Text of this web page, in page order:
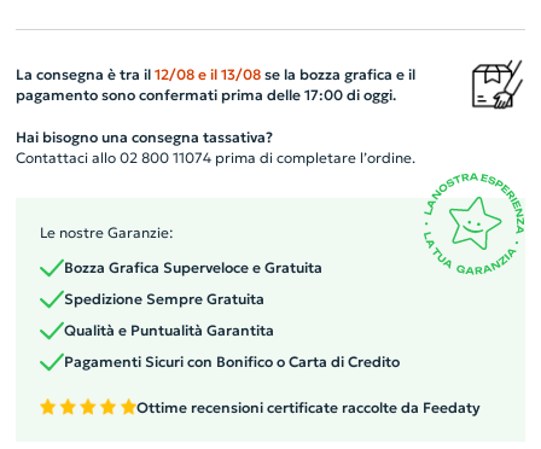
La consegna è tra il 12/08 e il 13/08se la bozza grafica e il
pagamento sono confermati prima delle 17:00 di oggi.
Hai bisogno una consegna tassativa?
Contattaci allo 02 800 11074 prima di completare l’ordine.
Le nostre Garanzie:
Bozza Grafica Superveloce e Gratuita
Spedizione Sempre Gratuita
Qualità e Puntualità Garantita
Pagamenti Sicuri con Bonifico o Carta di Credito
Ottime recensioni certificate raccolte da Feedaty